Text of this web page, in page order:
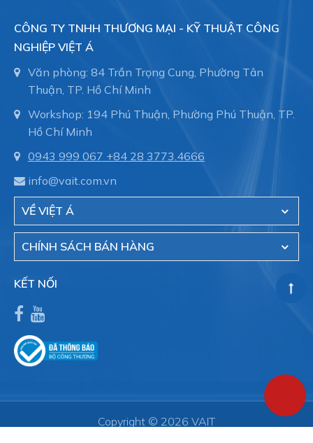
CÔNG TY TNHH THƯƠNG MẠI - KỸ THUẬT CÔNG
NGHIỆP VIỆT Á
Văn phòng: 84 Trần Trọng Cung, Phường Tân
Thuận, TP. Hồ Chí Minh
Workshop: 194 Phú Thuận, Phường Phú Thuận, TP.
Hồ Chí Minh
0943 999 067 +84 28 3773.4666
info@vait.com.vn
VỀ VIỆT Á
CHÍNH SÁCH BÁN HÀNG
KẾT NỐI
Copyright © 2026 VAIT